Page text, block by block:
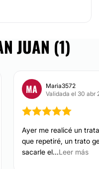
. La limpieza y
de 10 profesionales
médicas que se
se
JUAN (1)
MA
Maria3572
Validada el 30 abr
Ayer me realicé un
que repetiré, un trato
sacarle el...Leer más